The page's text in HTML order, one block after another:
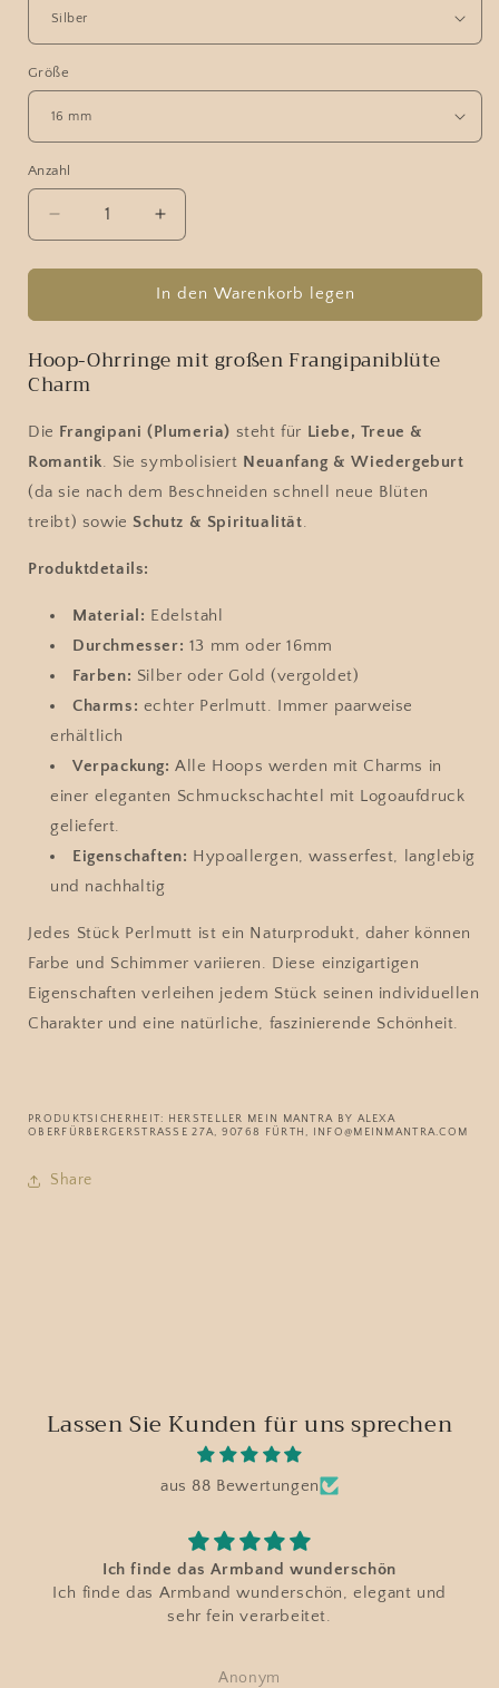
Größe
Anzahl
Verringere
die
Menge
Hoop
mit
Perlmutt
Charm
Erhöhe
die
Menge
für
Hoop
mit
Charm
In den Warenkorb legen
Hoop-Ohrringe mit großen Frangipaniblüte
Charm
Die Frangipani (Plumeria) steht für Liebe, Treue &
Romantik. Sie symbolisiert Neuanfang & Wiedergeburt
(da sie nach dem Beschneiden schnell neue Blüten
treibt) sowie Schutz & Spiritualität.
Produktdetails:
Material: Edelstahl
Durchmesser: 13 mm oder 16mm
Farben: Silber oder Gold (vergoldet)
Charms: echter Perlmutt. Immer paarweise
erhältlich
Verpackung: Alle Hoops werden mit Charms in
einer eleganten Schmuckschachtel mit Logoaufdruck
geliefert.
Eigenschaften: Hypoallergen, wasserfest, langlebig
und nachhaltig
Jedes Stück Perlmutt ist ein Naturprodukt, daher können
Farbe und Schimmer variieren. Diese einzigartigen
Eigenschaften verleihen jedem Stück seinen individuellen
Charakter und eine natürliche, faszinierende Schönheit.
PRODUKTSICHERHEIT: HERSTELLER MEIN MANTRA BY ALEXA
OBERFÜRBERGERSTRASSE 27A, 90768 FÜRTH, INFO@MEINMANTRA.COM
Share
Lassen Sie Kunden für uns sprechen
aus 88 Bewertungen
Ich finde das Armband wunderschön
Ich finde das Armband wunderschön, elegant und
sehr fein verarbeitet.
Anonym